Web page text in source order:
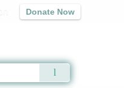
Donate Now